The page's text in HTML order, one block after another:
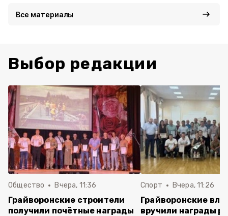
Все материалы
Выбор редакции
Общество Вчера, 11:36
Грайворонские строители
получили почётные награды
Спорт Вчера, 11:26
Грайворонские
вручили награды